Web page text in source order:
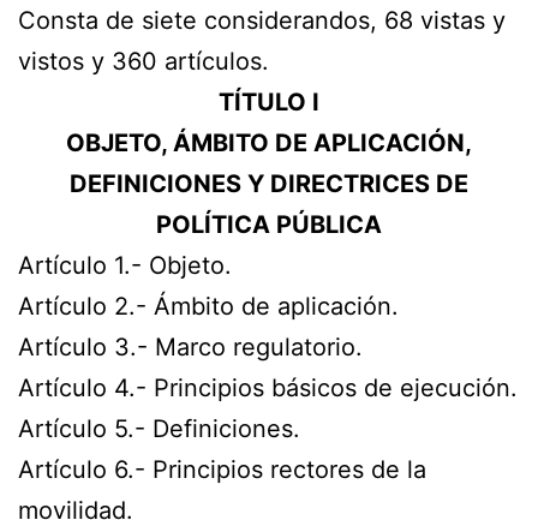
Consta de siete considerandos, 68 vistas y
vistos y 360 artículos.
TÍTULO I
OBJETO, ÁMBITO DE APLICACIÓN,
DEFINICIONES Y DIRECTRICES DE
POLÍTICA PÚBLICA
Artículo 1.- Objeto.
Artículo 2.- Ámbito de aplicación.
Artículo 3.- Marco regulatorio.
Artículo 4.- Principios básicos de ejecución.
Artículo 5.- Definiciones.
Artículo 6.- Principios rectores de la
movilidad.